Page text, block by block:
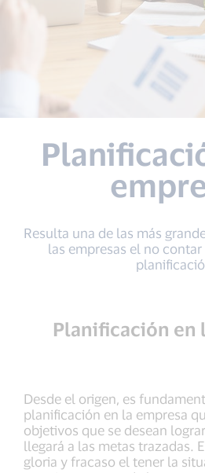
Resulta una de las más
las empresas el no
Planificación en
Desde el origen, es
planificación en la empresa
objetivos que se desean
llegará a las metas trazadas.
gloria y fracaso el tener la